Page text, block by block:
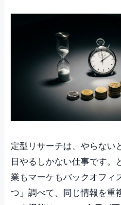
定型リサーチは、やらない
日やるしかない仕事です。
業もマーケもバックオフィ
つ」調べて、同じ情報を重